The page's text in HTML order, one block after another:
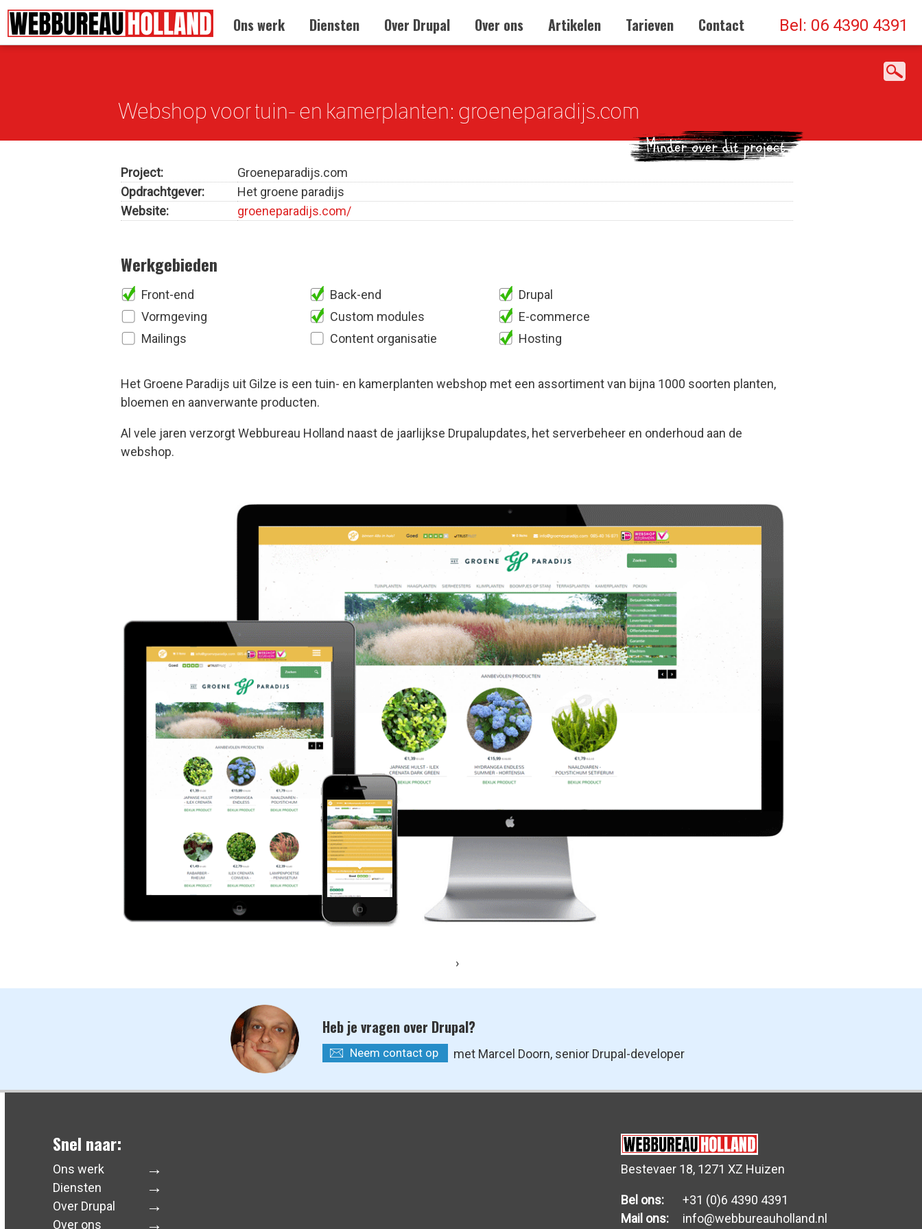
Webshop voor tuin- en kamerplanten: groeneparadijs.com
Terug naar: Drupal portfolio Ons werk Diensten Over Drupal Over ons Artikelen Tarieven Contact Bel: 06 4390 4391
Project:
Groeneparadijs.com
Opdrachtgever:
Het groene paradijs
Website:
groeneparadijs.com/
Werkgebieden
Front-end Back-end
Drupal
Vormgeving
Custom modules
E-commerce
Mailings
Content organisatie Hosting
Het Groene Paradijs uit Gilze is een tuin- en kamerplanten webshop met een assortiment van bijna 1000 soorten planten,
bloemen en aanverwante producten.
Al vele jaren verzorgt Webbureau Holland naast de jaarlijkse Drupalupdates, het serverbeheer en onderhoud aan de
webshop.
›
Heb je vragen over Drupal?
Neem contact op met Marcel Doorn, senior Drupal-developer
Snel naar:
Ons werk
Diensten
Over Drupal
Over ons
Bestevaer 18, 1271 XZ Huizen
Bel ons:
+31 (0)6 4390 4391
Mail ons:
info@webbureauholland.nl